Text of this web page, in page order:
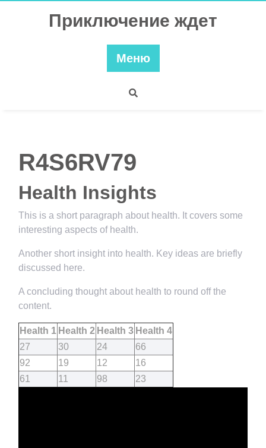
Приключение ждет
Меню
R4S6RV79
Health Insights
This is a short paragraph about health. It covers some
interesting aspects of health.
Another short insight into health. Key ideas are briefly
discussed here.
A concluding thought about health to round off the
content.
Health 1 Health 2 Health 3 Health 4
27
30 24
66
92
19 12
16
61
11 98 23